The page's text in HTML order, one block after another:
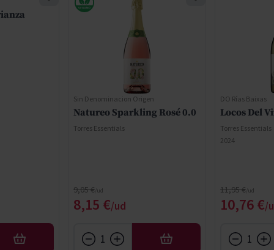
AFEGIR
Sin Denominacion Origen
Natureo Sparkling Rosé 0.0
Torres Essentials
Special Price
8,15 €
Regular Price
9,05 €
AFEGIR
DO Rías Baixas
Locos Del
Torres Essentials
2024
Special
10,76 €
Regular Price
11,95 €